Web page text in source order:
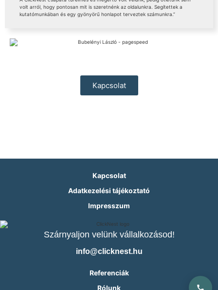
volt arról, hogy pontosan mit is szeretnénk az oldalunkra. Segítettek a
kutatómunkában és egy gyönyörű honlapot terveztek számunkra.”
Kapcsolat
Kapcsolat
Adatkezelési tájékoztató
Impresszum
Szárnyaljon velünk vállalkozásod!
info@clicknest.hu
Referenciák
Rólunk